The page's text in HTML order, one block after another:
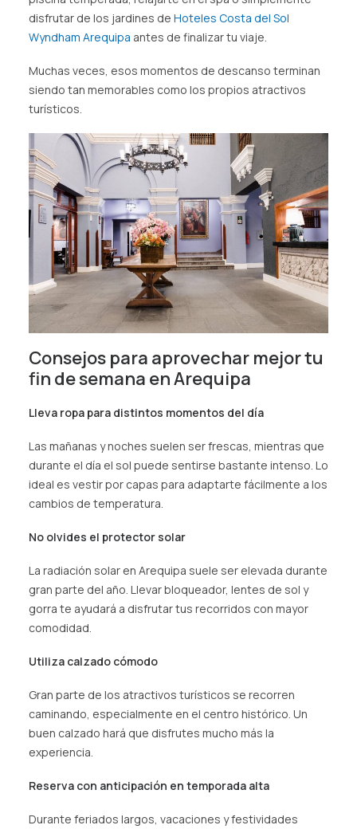
disfrutar de los jardines de Hoteles Costa del Sol
Wyndham Arequipa antes de finalizar tu viaje.
Muchas veces, esos momentos de descanso terminan
siendo tan memorables como los propios atractivos
turísticos.
Consejos para aprovechar mejor tu
fin de semana en Arequipa
Lleva ropa para distintos momentos del día
Las mañanas y noches suelen ser frescas, mientras que
durante el día el sol puede sentirse bastante intenso. Lo
ideal es vestir por capas para adaptarte fácilmente a los
cambios de temperatura.
No olvides el protector solar
La radiación solar en Arequipa suele ser elevada durante
gran parte del año. Llevar bloqueador, lentes de sol y
gorra te ayudará a disfrutar tus recorridos con mayor
comodidad.
Utiliza calzado cómodo
Gran parte de los atractivos turísticos se recorren
caminando, especialmente en el centro histórico. Un
buen calzado hará que disfrutes mucho más la
experiencia.
Reserva con anticipación en temporada alta
Durante feriados largos, vacaciones y festividades